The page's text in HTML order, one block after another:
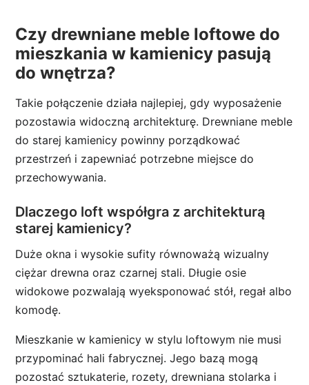
Czy drewniane meble loftowe do
mieszkania w kamienicy pasują
do wnętrza?
Takie połączenie działa najlepiej, gdy wyposażenie
pozostawia widoczną architekturę. Drewniane meble
do starej kamienicy powinny porządkować
przestrzeń i zapewniać potrzebne miejsce do
przechowywania.
Dlaczego loft współgra z architekturą
starej kamienicy?
Duże okna i wysokie sufity równoważą wizualny
ciężar drewna oraz czarnej stali. Długie osie
widokowe pozwalają wyeksponować stół, regał albo
komodę.
Mieszkanie w kamienicy w stylu loftowym nie musi
przypominać hali fabrycznej. Jego bazą mogą
pozostać sztukaterie, rozety, drewniana stolarka i